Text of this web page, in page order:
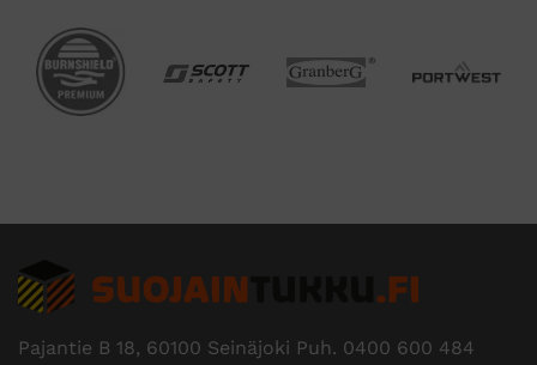
Pajantie B 18, 60100 Seinäjoki Puh. 0400 600 484